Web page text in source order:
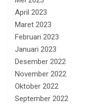
April 2023
Maret 2023
Februari 2023
Januari 2023
Desember 2022
November 2022
Oktober 2022
September 2022